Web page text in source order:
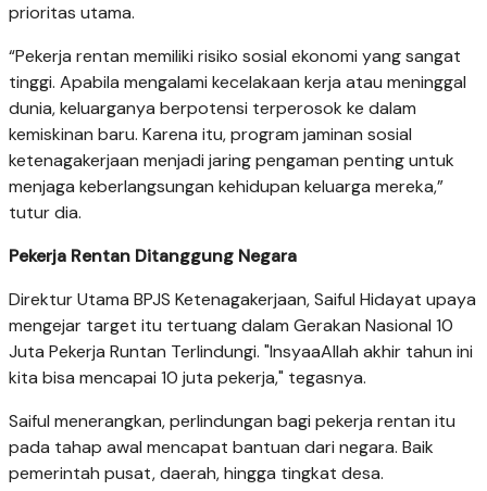
prioritas utama.
“Pekerja rentan memiliki risiko sosial ekonomi yang sangat
tinggi. Apabila mengalami kecelakaan kerja atau meninggal
dunia, keluarganya berpotensi terperosok ke dalam
kemiskinan baru. Karena itu, program jaminan sosial
ketenagakerjaan menjadi jaring pengaman penting untuk
menjaga keberlangsungan kehidupan keluarga mereka,”
tutur dia.
Pekerja Rentan Ditanggung Negara
Direktur Utama BPJS Ketenagakerjaan, Saiful Hidayat upaya
mengejar target itu tertuang dalam Gerakan Nasional 10
Juta Pekerja Runtan Terlindungi. "InsyaaAllah akhir tahun ini
kita bisa mencapai 10 juta pekerja," tegasnya.
Saiful menerangkan, perlindungan bagi pekerja rentan itu
pada tahap awal mencapat bantuan dari negara. Baik
pemerintah pusat, daerah, hingga tingkat desa.